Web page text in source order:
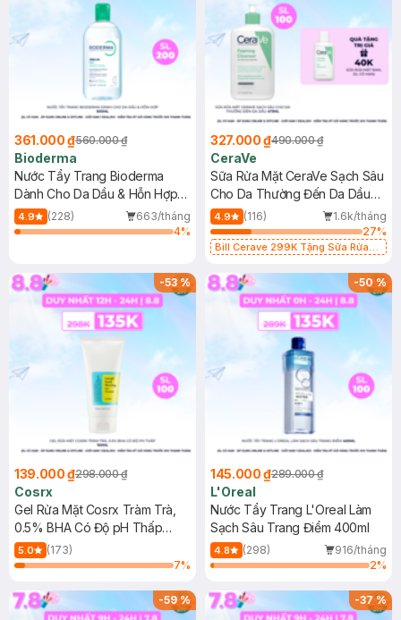
361.000 ₫560.000 ₫
Bioderma
Nước Tẩy Trang Bioderma
Dành Cho Da Dầu & Hỗn Hợp
500ml
4.9 (228)
663/tháng
4%
327.000 ₫490.000 ₫
CeraVe
Sữa Rửa Mặt CeraVe Sạch Sâu
Cho Da Thường Đến Da Dầu
473ml
4.9 (116)
1.6k/tháng
27%
Bill Cerave 299K Tặng Sữa Rửa
-53%
139.000 ₫298.000 ₫
Cosrx
Gel Rửa Mặt Cosrx Tràm Trà,
0.5% BHA Có Độ pH Thấp
150ml
5.0
(173)
7%
-50%
145.000 ₫289.000 ₫
L'Oreal
Nước Tẩy Trang L'Oreal Làm
Sạch Sâu Trang Điểm 400ml
4.8 (298)
916/tháng
2%
-59% -37%